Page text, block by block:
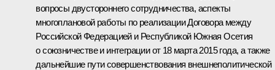
вопросы двустороннего сотрудничества, аспекты
многоплановой работы по реализации Договора между
Российской Федерацией и Республикой Южная Осетия
о союзничестве и интеграции от 18 марта 2015 года, а также
дальнейшие пути совершенствования внешнеполитической